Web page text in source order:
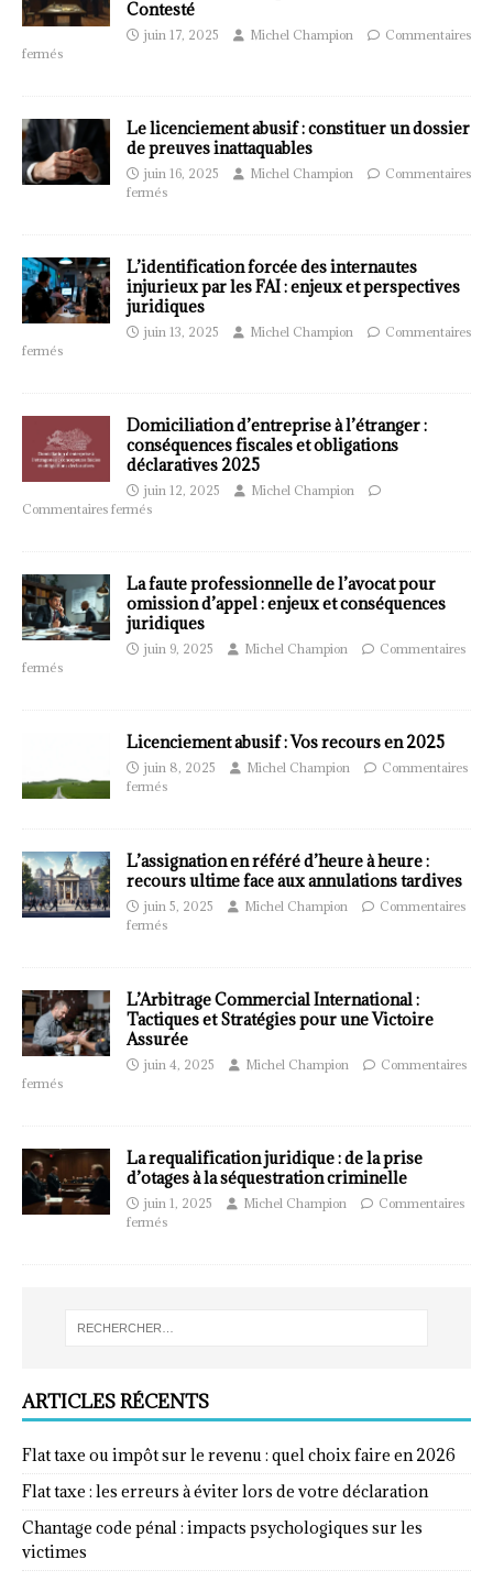
Contesté
juin 17, 2025 Michel Champion
Commentaires
fermés
Le licenciement abusif : constituer un dossier
de preuves inattaquables
juin 16, 2025 Michel Champion
Commentaires
fermés
L’identification forcée des internautes
injurieux par les FAI : enjeux et perspectives
juridiques
juin 13, 2025 Michel Champion
Commentaires
fermés
Domiciliation d’entreprise à l’étranger :
conséquences fiscales et obligations
déclaratives 2025
juin 12, 2025
Michel Champion
Commentaires fermés
La faute professionnelle de l’avocat pour
omission d’appel : enjeux et conséquences
juridiques
juin 9, 2025 Michel Champion
Commentaires
fermés
Licenciement abusif : Vos recours en 2025
juin 8, 2025 Michel Champion
Commentaires
fermés
L’assignation en référé d’heure à heure :
recours ultime face aux annulations tardives
juin 5, 2025 Michel Champion
Commentaires
fermés
L’Arbitrage Commercial International :
Tactiques et Stratégies pour une Victoire
Assurée
juin 4, 2025 Michel Champion
Commentaires
fermés
La requalification juridique : de la prise
d’otages à la séquestration criminelle
juin 1, 2025 Michel Champion
Commentaires
fermés
ARTICLES RÉCENTS
Flat taxe ou impôt sur le revenu : quel choix faire en 2026
Flat taxe : les erreurs à éviter lors de votre déclaration
Chantage code pénal : impacts psychologiques sur les
victimes